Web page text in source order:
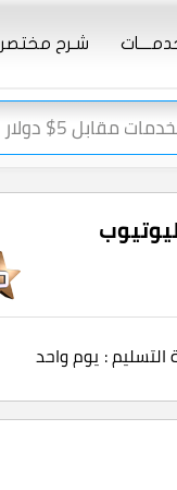
شـرح مختصر
يوم واحد :